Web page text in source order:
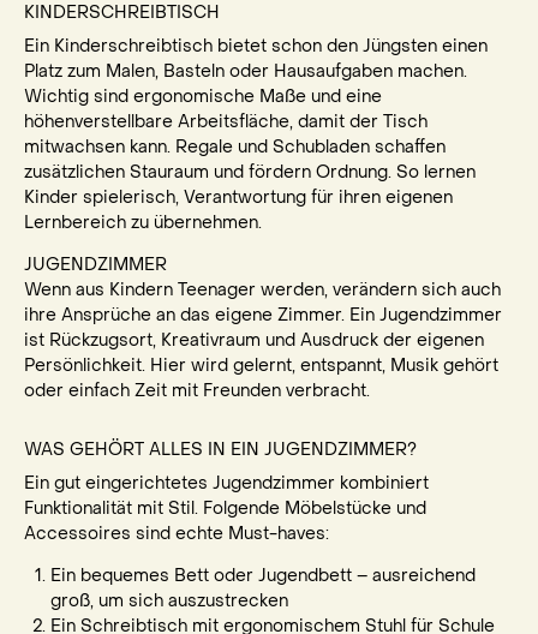
KINDERSCHREIBTISCH
Ein Kinderschreibtisch bietet schon den Jüngsten einen
Platz zum Malen, Basteln oder Hausaufgaben machen.
Wichtig sind ergonomische Maße und eine
höhenverstellbare Arbeitsfläche, damit der Tisch
mitwachsen kann. Regale und Schubladen schaffen
zusätzlichen Stauraum und fördern Ordnung. So lernen
Kinder spielerisch, Verantwortung für ihren eigenen
Lernbereich zu übernehmen.
JUGENDZIMMER
Wenn aus Kindern Teenager werden, verändern sich auch
ihre Ansprüche an das eigene Zimmer. Ein Jugendzimmer
ist Rückzugsort, Kreativraum und Ausdruck der eigenen
Persönlichkeit. Hier wird gelernt, entspannt, Musik gehört
oder einfach Zeit mit Freunden verbracht.
WAS GEHÖRT ALLES IN EIN JUGENDZIMMER?
Ein gut eingerichtetes Jugendzimmer kombiniert
Funktionalität mit Stil. Folgende Möbelstücke und
Accessoires sind echte Must-haves:
Ein bequemes Bett oder Jugendbett – ausreichend
groß, um sich auszustrecken
Ein Schreibtisch mit ergonomischem Stuhl für Schule